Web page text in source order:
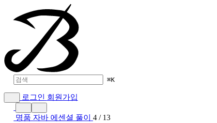
⌘K
로그인 회원가입
명품 자바 에센셜 풀이 4 / 13